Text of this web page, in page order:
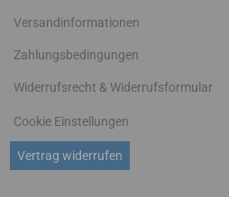
Versandinformationen
Zahlungsbedingungen
Widerrufsrecht & Widerrufsformular
Vertrag widerrufen
Cookie Einstellungen